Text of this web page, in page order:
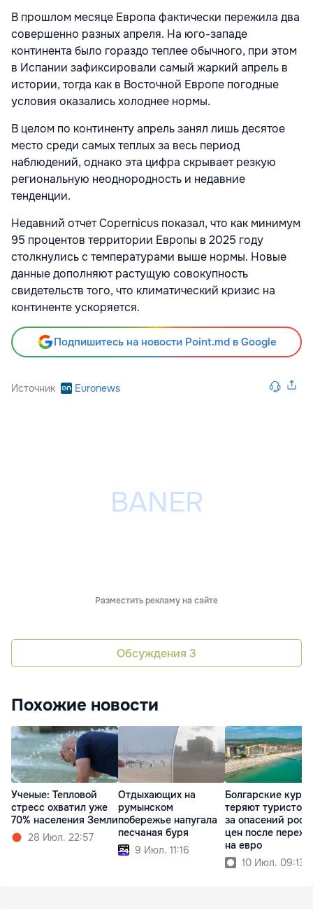
В прошлом месяце Европа фактически пережила два
совершенно разных апреля. На юго-западе
континента было гораздо теплее обычного, при этом
в Испании зафиксировали самый жаркий апрель в
истории, тогда как в Восточной Европе погодные
условия оказались холоднее нормы.
В целом по континенту апрель занял лишь десятое
место среди самых теплых за весь период
наблюдений, однако эта цифра скрывает резкую
региональную неоднородность и недавние
тенденции.
Недавний отчет Copernicus показал, что как минимум
95 процентов территории Европы в 2025 году
столкнулись с температурами выше нормы. Новые
данные дополняют растущую совокупность
свидетельств того, что климатический кризис на
континенте ускоряется.
Подпишитесь на новости Point.md в Google
Источник Euronews
Разместить рекламу на сайте
Обсуждения 3
Похожие новости
Ученые: Тепловой
стресс охватил уже
70% населения Земли
28 Июл. 22:57
Отдыхающих на
румынском
побережье напугала
песчаная буря
9 Июл. 11:16
Болгарские
теряют туристов
за опасений
цен после
на евро
10 Июл. 09:13